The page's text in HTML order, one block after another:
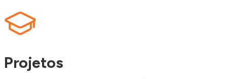
Projetos